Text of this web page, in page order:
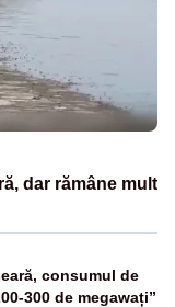
dar rămâne mult
consumul de
300 de megawați”